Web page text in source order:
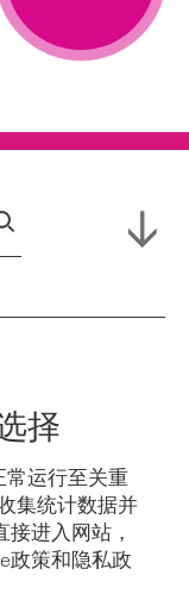
择
运行至关重
集统计数据并
接进入网站，
政策和隐私政